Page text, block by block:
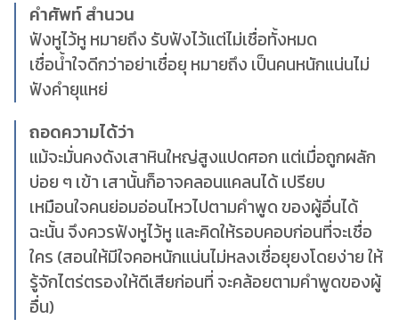
คำศัพท์ สำนวน
ฟังหูไว้หู หมายถึง รับฟังไว้แต่ไม่เชื่อทั้งหมด
เชื่อน้ำใจดีกว่าอย่าเชื่อยุ หมายถึง เป็นคนหนักแน่นไม่
ฟังคำยุแหย่
ถอดความได้ว่า
แม้จะมั่นคงดังเสาหินใหญ่สูงแปดศอก แต่เมื่อถูกผลัก
บ่อย ๆ เข้า เสานั้นก็อาจคลอนแคลนได้ เปรียบ
เหมือนใจคนย่อมอ่อนไหวไปตามคำพูด ของผู้อื่นได้
ฉะนั้น จึงควรฟังหูไว้หู และคิดให้รอบคอบก่อนที่จะเชื่อ
ใคร (สอนให้มีใจคอหนักแน่นไม่หลงเชื่อยุยงโดยง่าย ให้
รู้จักไตร่ตรองให้ดีเสียก่อนที่ จะคล้อยตามคำพูดของผู้
อื่น)